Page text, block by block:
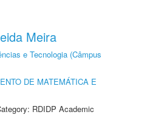
Meira
e Tecnologia (Câmpus
DE MATEMÁTICA E
RDIDP Academic